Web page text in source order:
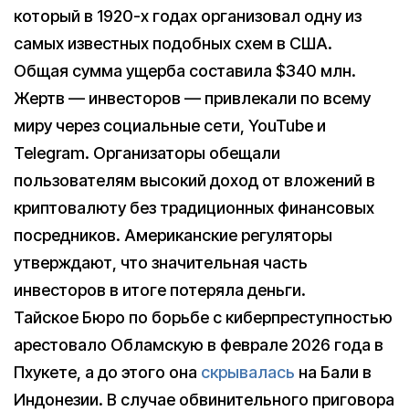
который в 1920-х годах организовал одну из
самых известных подобных схем в США.
Общая сумма ущерба составила $340 млн.
Жертв — инвесторов — привлекали по всему
миру через социальные сети, YouTube и
Telegram. Организаторы обещали
пользователям высокий доход от вложений в
криптовалюту без традиционных финансовых
посредников. Американские регуляторы
утверждают, что значительная часть
инвесторов в итоге потеряла деньги.
Тайское Бюро по борьбе с киберпреступностью
арестовало Обламскую в феврале 2026 года в
Пхукете, а до этого она скрывалась на Бали в
Индонезии. В случае обвинительного приговора